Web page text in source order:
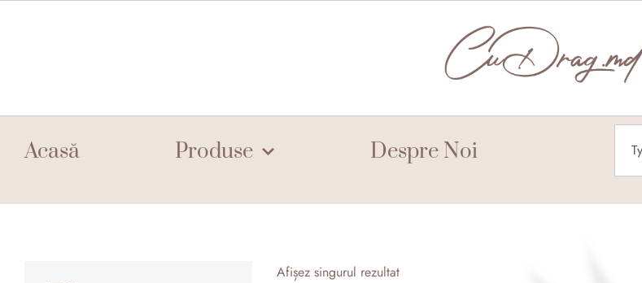
Acasă Produse Despre Noi
Afișez singurul rezultat